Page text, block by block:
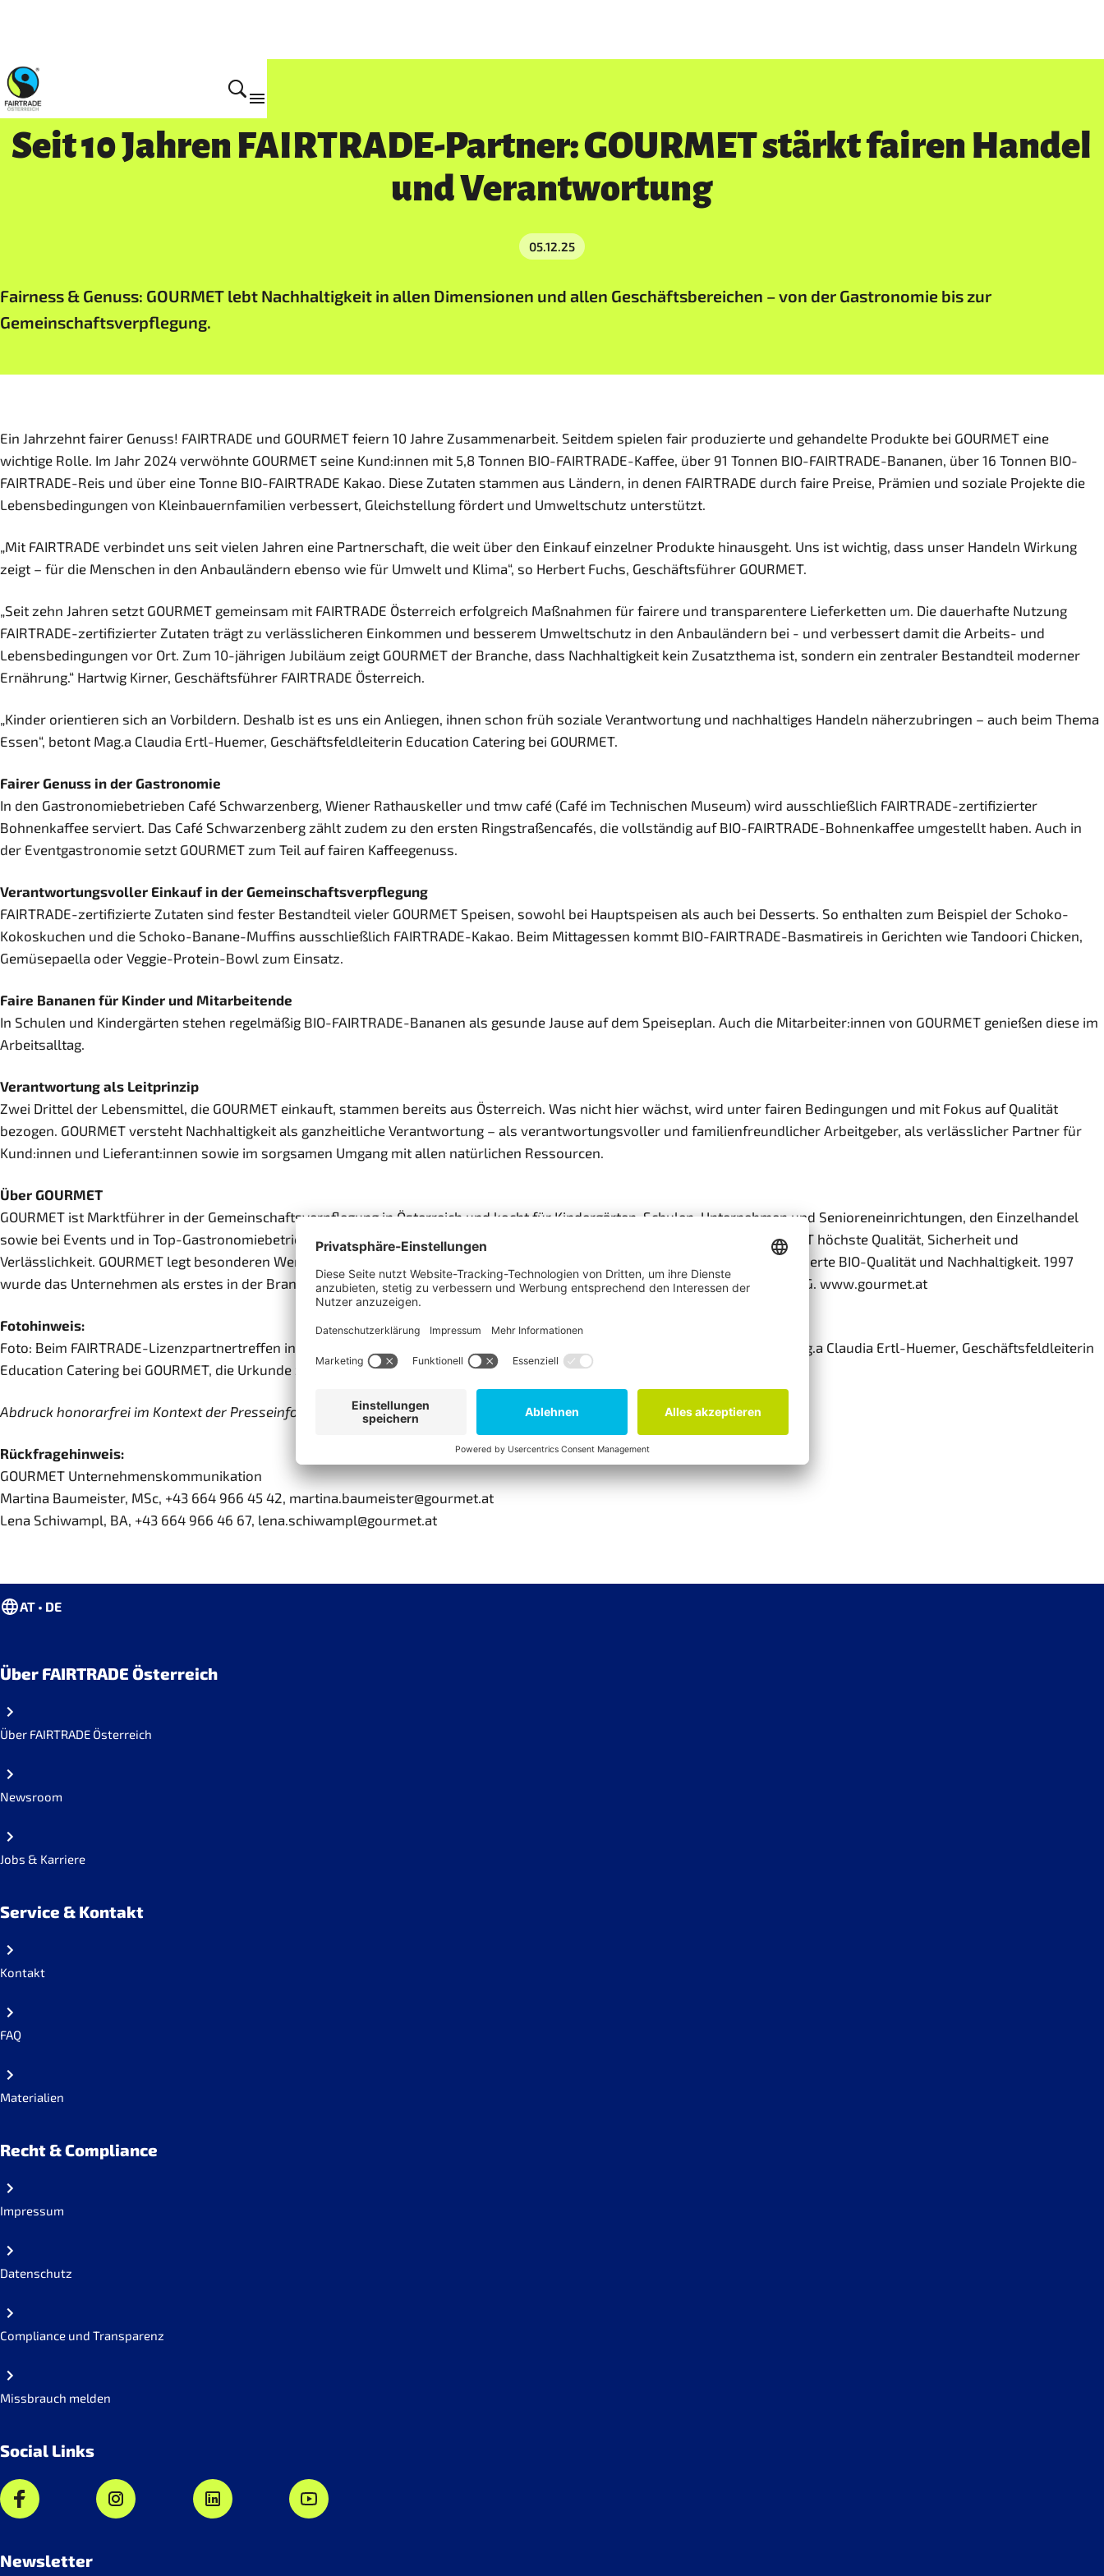
Presse
Seit 10 Jahren FAIRTRADE-Partner: GOURMET stärkt fairen Handel
und Verantwortung
05.12.25
Fairness & Genuss: GOURMET lebt Nachhaltigkeit in allen Dimensionen und allen Geschäftsbereichen – von der Gastronomie bis zur
Gemeinschaftsverpflegung.
Ein Jahrzehnt fairer Genuss! FAIRTRADE und GOURMET feiern 10 Jahre Zusammenarbeit. Seitdem spielen fair produzierte und gehandelte Produkte bei GOURMET eine
wichtige Rolle. Im Jahr 2024 verwöhnte GOURMET seine Kund:innen mit 5,8 Tonnen BIO-FAIRTRADE-Kaffee, über 91 Tonnen BIO-FAIRTRADE-Bananen, über 16 Tonnen BIO-
FAIRTRADE-Reis und über eine Tonne BIO-FAIRTRADE Kakao. Diese Zutaten stammen aus Ländern, in denen FAIRTRADE durch faire Preise, Prämien und soziale Projekte die
Lebensbedingungen von Kleinbauernfamilien verbessert, Gleichstellung fördert und Umweltschutz unterstützt.
„Mit FAIRTRADE verbindet uns seit vielen Jahren eine Partnerschaft, die weit über den Einkauf einzelner Produkte hinausgeht. Uns ist wichtig, dass unser Handeln Wirkung
zeigt – für die Menschen in den Anbauländern ebenso wie für Umwelt und Klima“, so Herbert Fuchs, Geschäftsführer GOURMET.
„Seit zehn Jahren setzt GOURMET gemeinsam mit FAIRTRADE Österreich erfolgreich Maßnahmen für fairere und transparentere Lieferketten um. Die dauerhafte Nutzung
FAIRTRADE-zertifizierter Zutaten trägt zu verlässlicheren Einkommen und besserem Umweltschutz in den Anbauländern bei - und verbessert damit die Arbeits- und
Lebensbedingungen vor Ort. Zum 10-jährigen Jubiläum zeigt GOURMET der Branche, dass Nachhaltigkeit kein Zusatzthema ist, sondern ein zentraler Bestandteil moderner
Ernährung.“ Hartwig Kirner, Geschäftsführer FAIRTRADE Österreich.
„Kinder orientieren sich an Vorbildern. Deshalb ist es uns ein Anliegen, ihnen schon früh soziale Verantwortung und nachhaltiges Handeln näherzubringen – auch beim Thema
Essen“, betont Mag.a Claudia Ertl-Huemer, Geschäftsfeldleiterin Education Catering bei GOURMET.
Fairer Genuss in der Gastronomie
In den Gastronomiebetrieben Café Schwarzenberg, Wiener Rathauskeller und tmw café (Café im Technischen Museum) wird ausschließlich FAIRTRADE-zertifizierter
Bohnenkaffee serviert. Das Café Schwarzenberg zählt zudem zu den ersten Ringstraßencafés, die vollständig auf BIO-FAIRTRADE-Bohnenkaffee umgestellt haben. Auch in
der Eventgastronomie setzt GOURMET zum Teil auf fairen Kaffeegenuss.
Verantwortungsvoller Einkauf in der Gemeinschaftsverpflegung
FAIRTRADE-zertifizierte Zutaten sind fester Bestandteil vieler GOURMET Speisen, sowohl bei Hauptspeisen als auch bei Desserts. So enthalten zum Beispiel der Schoko-
Kokoskuchen und die Schoko-Banane-Muffins ausschließlich FAIRTRADE-Kakao. Beim Mittagessen kommt BIO-FAIRTRADE-Basmatireis in Gerichten wie Tandoori Chicken,
Gemüsepaella oder Veggie-Protein-Bowl zum Einsatz.
Faire Bananen für Kinder und Mitarbeitende
In Schulen und Kindergärten stehen regelmäßig BIO-FAIRTRADE-Bananen als gesunde Jause auf dem Speiseplan. Auch die Mitarbeiter:innen von GOURMET genießen diese im
Arbeitsalltag.
Verantwortung als Leitprinzip
Zwei Drittel der Lebensmittel, die GOURMET einkauft, stammen bereits aus Österreich. Was nicht hier wächst, wird unter fairen Bedingungen und mit Fokus auf Qualität
bezogen. GOURMET versteht Nachhaltigkeit als ganzheitliche Verantwortung – als verantwortungsvoller und familienfreundlicher Arbeitgeber, als verlässlicher Partner für
Kund:innen und Lieferant:innen sowie im sorgsamen Umgang mit allen natürlichen Ressourcen.
Über GOURMET
GOURMET ist Marktführer in der Gemeinschaftsverpflegung in Österreich und kocht für Kindergärten, Schulen, Unternehmen und Senioreneinrichtungen, den Einzelhandel
sowie bei Events und in Top-Gastronomiebetrieben. Als österreichisches Unternehmen mit 50 Jahren Erfahrung bietet GOURMET höchste Qualität, Sicherheit und
Verlässlichkeit. GOURMET legt besonderen Wert auf hochwertige, österreichische Zutaten, Regionalität und Saisonalität, zertifizierte BIO-Qualität und Nachhaltigkeit. 1997
wurde das Unternehmen als erstes in der Branche BIO-zertifiziert. GOURMET ist ein Tochterunternehmen der VIVATIS Holding AG. www.gourmet.at
Fotohinweis:
Foto: Beim FAIRTRADE-Lizenzpartnertreffen in Wien überreichte Hartwig Kirner, Geschäftsführer von FAIRTRADE Österreich Mag.a Claudia Ertl-Huemer, Geschäftsfeldleiterin
Education Catering bei GOURMET, die Urkunde zur 10-jährigen Partnerschaft.
Abdruck honorarfrei im Kontext der Presseinformation. Alle Fotos: © Gourmet
Rückfragehinweis:
GOURMET Unternehmenskommunikation
Martina Baumeister, MSc, +43 664 966 45 42, martina.baumeister@gourmet.at
Lena Schiwampl, BA, +43 664 966 46 67, lena.schiwampl@gourmet.at
AT • DE
Über FAIRTRADE Österreich
Über FAIRTRADE Österreich
Newsroom
Jobs & Karriere
Service & Kontakt
Kontakt
FAQ
Materialien
Recht & Compliance
Impressum
Datenschutz
Compliance und Transparenz
Missbrauch melden
Social Links
Newsletter